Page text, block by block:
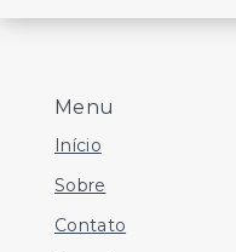
Menu
Início
Sobre
Contato